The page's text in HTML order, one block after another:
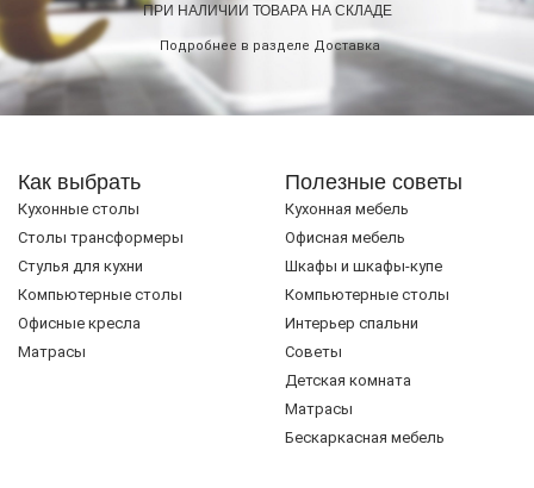
ПРИ НАЛИЧИИ ТОВАРА НА СКЛАДЕ
Подробнее в разделе Доставка
Как выбрать
Кухонные столы
Cтолы трансформеры
Стулья для кухни
Компьютерные столы
Офисные кресла
Матрасы
Полезные советы
Кухонная мебель
Офисная мебель
Шкафы и шкафы-купе
Компьютерные столы
Интерьер спальни
Советы
Детская комната
Матрасы
Бескаркасная мебель